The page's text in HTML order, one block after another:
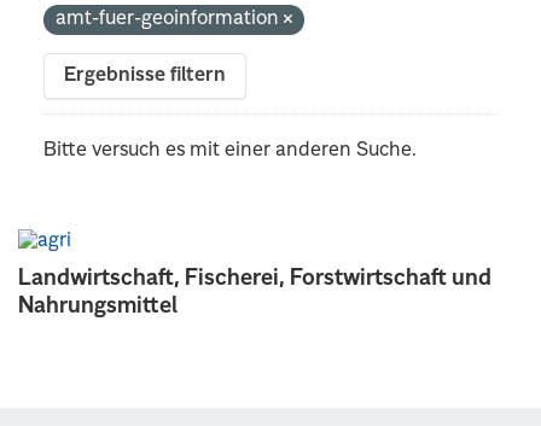
Landwirtschaft, Fischerei, Forstwirtschaft und
Nahrungsmittel
amt-fuer-geoinformation
Ergebnisse filtern
Bitte versuch es mit einer anderen Suche.